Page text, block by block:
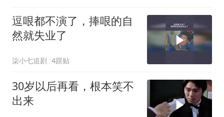
逗哏都不演了，捧哏的自
然就失业了
柒小七追剧 4跟贴
30岁以后再看，根本笑不
出来